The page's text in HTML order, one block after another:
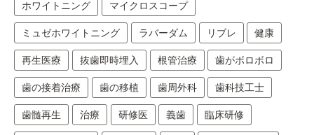
ホワイトニング マイクロスコープ
ミュゼホワイトニング ラバーダム リブレ 健康
再生医療 抜歯即時埋入 根管治療 歯がボロボロ
歯の接着治療 歯の移植 歯周外科 歯科技工士
歯髄再生 治療 研修医 義歯 臨床研修